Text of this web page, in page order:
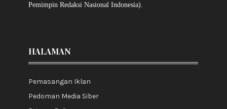
Pemimpin Redaksi Nasional Indonesia).
HALAMAN
Pemasangan Iklan
Pedoman Media Siber